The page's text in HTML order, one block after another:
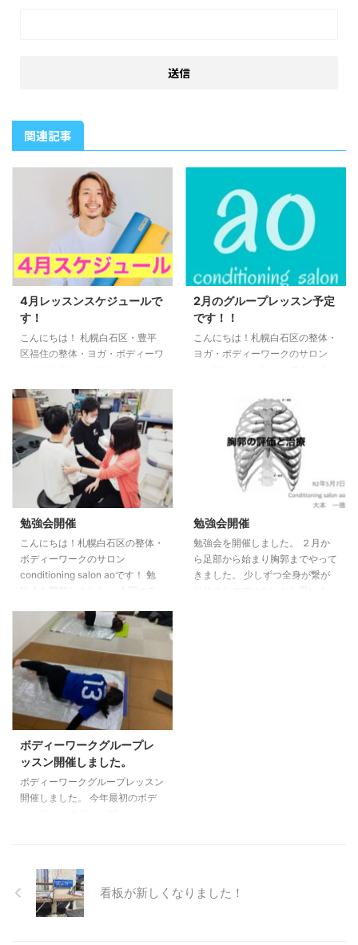
関連記事
4月レッスンスケジュールで
す！
こんにちは！ 札幌白石区・豊平
区福住の整体・ヨガ・ボディーワ
り、パーソナルレッスン、ヨガ・
ボディーワークグループレッスン
がオンラインでの対応が可能とな
りました。 ○各種クレジット・
QRコード・オンライン決済も可
能になりました。 ○4月レッスン
スケジュール○ ※ヨガ・ボディー
インでの対応も可能です。 ●朝
ヨガオンライン 月〜金
６：３０〜７：００ 土・日・
祝 ７：００〜７：３０ 詳細は
2月のグループレッスン予定
です！！
こんにちは！札幌白石区の整体・
ヨガ・ボディーワークのサロン
レッスン予定です！ ●ヨガ・ボ
ディーワークグループレッスン
（白石） 14日（日）10時〜11時
●ヨガグループレッスン（福住）
9 日 （火）19時15分〜20時15分
（担当：大本） 16日（火）19時
15分〜20時15分（担当：松澤も
プレッスン（福住） 4日 （木）
19時15分〜20時15分 18日 （木）
19時15分〜20時15分 ...
勉強会開催
こんにちは！札幌白石区の整体・
ボディーワークのサロン
conditioning salon aoです！ 勉
療」でした。 内容を盛り込みす
ぎました
次回開催は7月22日
14時〜です。 テーマが「運動器
としての頭部・眼球・顎関節の評
価と治療」です。 興味のある方
は是非ご参加ください。
勉強会開催
勉強会を開催しました。 ２月か
ら足部から始まり胸郭までやって
きました。 少しずつ全身が繋が
ボディーワークグループレ
ッスン開催しました。
ボディーワークグループレッスン
開催しました。 今年最初のボデ
conditioning salon ao 大本一徳
看板が新しくなりました！